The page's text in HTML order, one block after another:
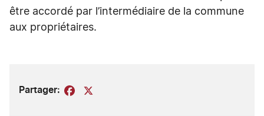
être accordé par l’intermédiaire de la commune
aux propriétaires.
Partager: Facebook